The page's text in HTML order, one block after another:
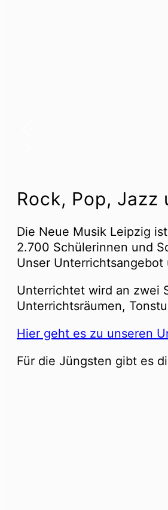
Rock, Pop, Jazz
Die Neue Musik Leipzig
2.700 Schülerinnen und
Unser
Unterrichtet wird an zwei
Unterrichtsräumen,
Hier geht es zu unseren
Für die Jüngsten gibt es